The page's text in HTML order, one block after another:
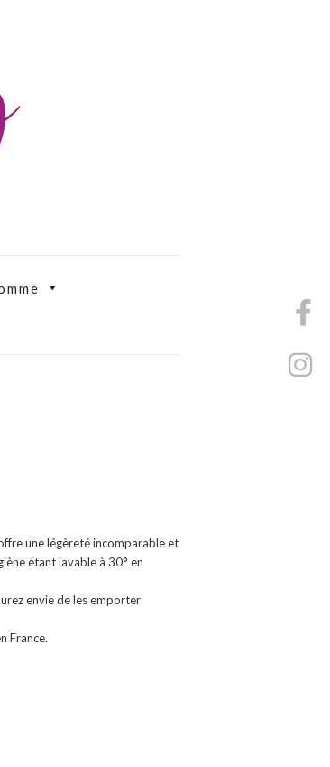
une légèreté incomparable et
étant lavable à 30° en
envie de les emporter
France.